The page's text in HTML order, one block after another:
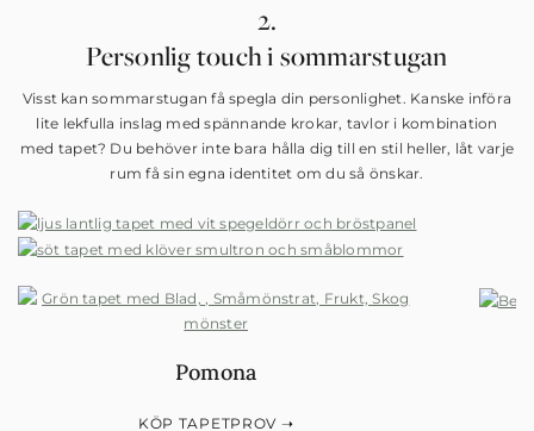
2.
Personlig touch i sommarstugan
Visst kan sommarstugan få spegla din personlighet. Kanske införa
lite lekfulla inslag med spännande krokar, tavlor i kombination
med tapet? Du behöver inte bara hålla dig till en stil heller, låt varje
rum få sin egna identitet om du så önskar.
Pomona
KÖP TAPETPROV ➝